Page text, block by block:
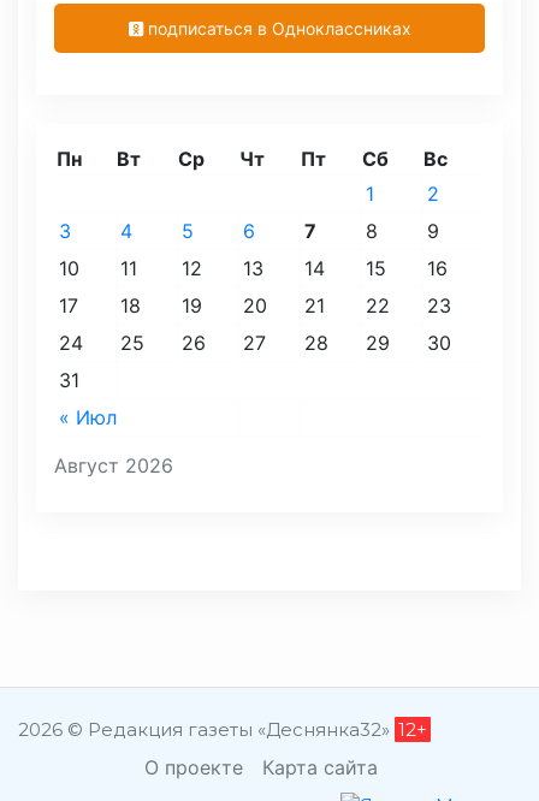
подписаться в Одноклассниках
Август 2026
Пн Вт Ср Чт Пт Сб Вс
« Июл
1
2
3
4 5 6 7 8
9
10
11 12 13 14 15
16
17
18 19 20 21 22
23
24
25 26 27 28 29
30
31
2026 © Редакция газеты «Деснянка32» 12+
О проекте Карта сайта